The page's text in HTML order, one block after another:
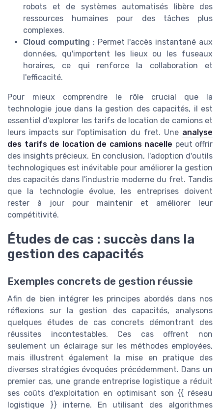
robots et de systèmes automatisés libère des
ressources humaines pour des tâches plus
complexes.
Cloud computing : Permet l'accès instantané aux
données, qu'importent les lieux ou les fuseaux
horaires, ce qui renforce la collaboration et
l'efficacité.
Pour mieux comprendre le rôle crucial que la
technologie joue dans la gestion des capacités, il est
essentiel d'explorer les tarifs de location de camions et
leurs impacts sur l'optimisation du fret. Une analyse
des tarifs de location de camions nacelle peut offrir
des insights précieux. En conclusion, l'adoption d'outils
technologiques est inévitable pour améliorer la gestion
des capacités dans l'industrie moderne du fret. Tandis
que la technologie évolue, les entreprises doivent
rester à jour pour maintenir et améliorer leur
compétitivité.
Études de cas : succès dans la
gestion des capacités
Exemples concrets de gestion réussie
Afin de bien intégrer les principes abordés dans nos
réflexions sur la gestion des capacités, analysons
quelques études de cas concrets démontrant des
réussites incontestables. Ces cas offrent non
seulement un éclairage sur les méthodes employées,
mais illustrent également la mise en pratique des
diverses stratégies évoquées précédemment. Dans un
premier cas, une grande entreprise logistique a réduit
ses coûts d'exploitation en optimisant son {{ réseau
logistique }} interne. En utilisant des algorithmes